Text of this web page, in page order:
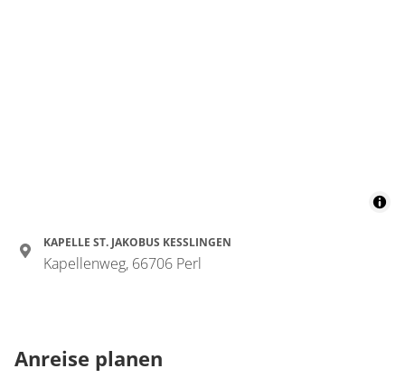
KAPELLE ST. JAKOBUS KESSLINGEN
Kapellenweg, 66706 Perl
Anreise planen